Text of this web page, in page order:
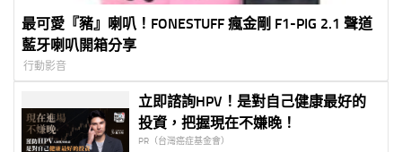
最可愛『豬』喇叭！FONESTUFF 瘋金剛 F1-PIG 2.1 聲道
藍牙喇叭開箱分享
行動影音
立即諮詢HPV！是對自己健康最好的
投資，把握現在不嫌晚！
PR（台灣癌症基金會）